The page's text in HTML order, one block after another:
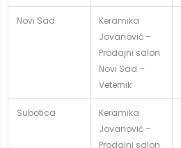
Novi Sad
Keramika
Jovanović –
Prodajni salon
Novi Sad –
Veternik
Subotica
Keramika
Jovanović –
Prodajni salon